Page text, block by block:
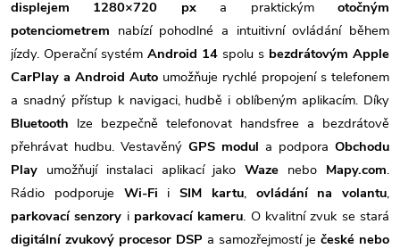
displejem 1280×720 pxa praktickýmotočným
potenciometrem nabízí pohodlné a intuitivní ovládání během
jízdy. Operační systém Android 14 spolu s bezdrátovým Apple
CarPlay a Android Auto umožňuje rychlé propojení s telefonem
a snadný přístup k navigaci, hudbě i oblíbeným aplikacím. Díky
Bluetooth lze bezpečně telefonovat handsfree a bezdrátově
přehrávat hudbu. Vestavěný GPS modul a podpora Obchodu
Play umožňují instalaci aplikací jakoWaze nebo Mapy.com.
Rádio podporuje Wi-Fi i SIM kartu, ovládání na volantu,
parkovací senzory i parkovací kameru. O kvalitní zvuk se stará
digitální zvukový procesor DSP a samozřejmostí je české nebo